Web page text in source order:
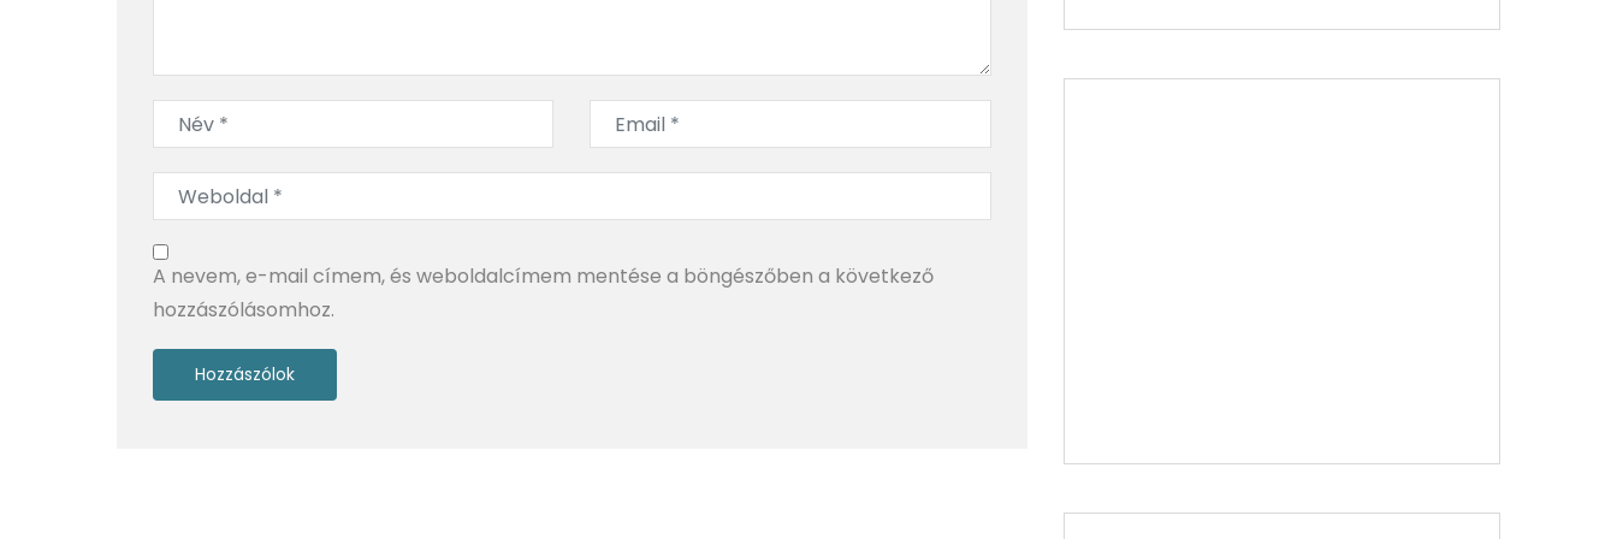
A nevem, e-mail címem, és weboldalcímem mentése a böngészőben a következő
hozzászólásomhoz.